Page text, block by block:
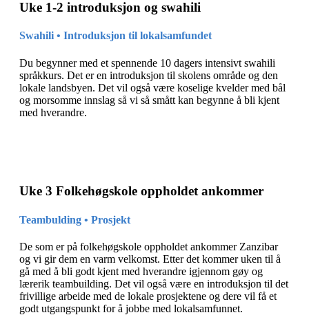
Uke 1-2 introduksjon og swahili
Swahili • Introduksjon til lokalsamfundet
Du begynner med et spennende 10 dagers intensivt swahili
språkkurs. Det er en introduksjon til skolens område og den
lokale landsbyen. Det vil også være koselige kvelder med bål
og morsomme innslag så vi så smått kan begynne å bli kjent
med hverandre.
Uke 3 Folkehøgskole oppholdet ankommer
Teambulding • Prosjekt
De som er på folkehøgskole oppholdet ankommer Zanzibar
og vi gir dem en varm velkomst. Etter det kommer uken til å
gå med å bli godt kjent med hverandre igjennom gøy og
lærerik teambuilding. Det vil også være en introduksjon til det
frivillige arbeide med de lokale prosjektene og dere vil få et
godt utgangspunkt for å jobbe med lokalsamfunnet.